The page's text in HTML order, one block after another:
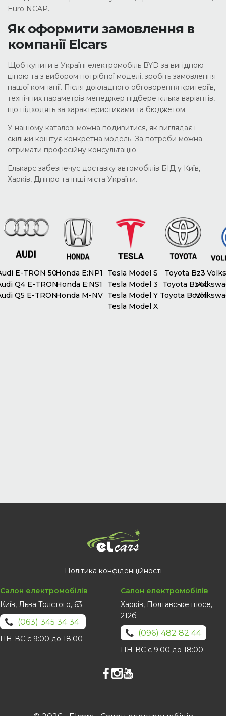
Euro NCAP.
Як оформити замовлення в
компанії Elcars
Щоб купити в Україні електромобіль BYD за вигідною
ціною та з вибором потрібної моделі, зробіть замовлення
нашої компанії. Після докладного обговорення критеріїв,
технічних параметрів менеджер підбере кілька варіантів,
що підходять за характеристиками та бюджетом.
У нашому каталозі можна подивитися, як виглядає і
скільки коштує конкретна модель. За потреби можна
отримати професійну консультацію.
Елькарс забезпечує доставку автомобілів БІД у Київ,
Харків, Дніпро та інші міста України.
E-TRON 50
Q4 E-TRON
Q5 E-TRON
Honda E:NP1
Honda E:NS1
Honda M-NV
Tesla Model S
Tesla Model 3
Tesla Model Y
Tesla Model X
Toyota Bz3
Toyota Bz4x
Toyota Bozhi
Політика конфіденційності
Салон електромобілів
Київ, Льва Толстого, 63
(063) 345 34 34
ПН-ВС с 9:00 до 18:00
Салон електромобілів
Харків, Полтавське шосе,
212б
(096) 482 82 44
ПН-ВС с 9:00 до 18:00